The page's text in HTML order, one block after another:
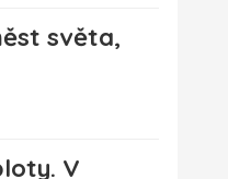
světa,
V